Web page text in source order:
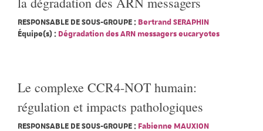
RESPONSABLE DE SOUS-GROUPE : Bertrand SERAPHIN
Équipe(s) : Dégradation des ARN messagers eucaryotes
Le complexe CCR4-NOT humain:
régulation et impacts pathologiques
RESPONSABLE DE SOUS-GROUPE : Fabienne MAUXION